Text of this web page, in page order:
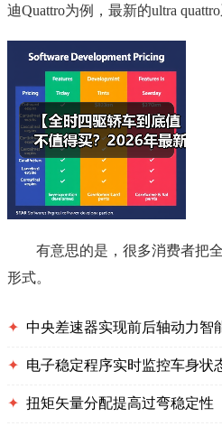
迪Quattro为例，最新的ultra
有意思的是，很多消费者把
形式。
✦ 中央差速器实现前后轴动力智
✦ 电子稳定程序实时监控车身状
✦ 扭矩矢量分配提高过弯稳定性